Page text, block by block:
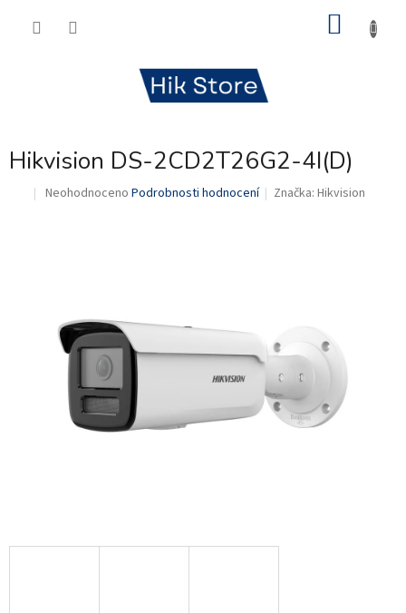
Hikvision DS-2CD2T26G2-4I(D)
Průměrné
Neohodnoceno Podrobnosti hodnocení Značka:Hikvision